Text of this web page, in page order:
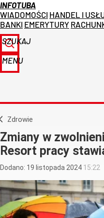
INFOTUBA
WIADOMOŚCI HANDEL I
BANKI EMERYTURY
SZUKAJ
MENU
Zdrowie
Zmiany w
Resort pracy
Dodano: 19 listopada 2024 15:22